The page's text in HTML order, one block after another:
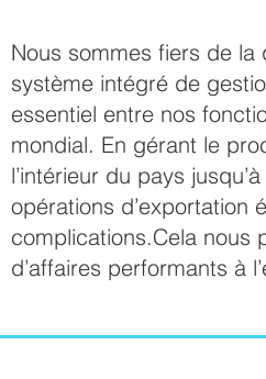
Nous sommes fiers de la
système intégré de
essentiel entre nos
mondial. En gérant le
l’intérieur du pays
opérations d’exportation
complications.Cela nous
d’affaires performants à